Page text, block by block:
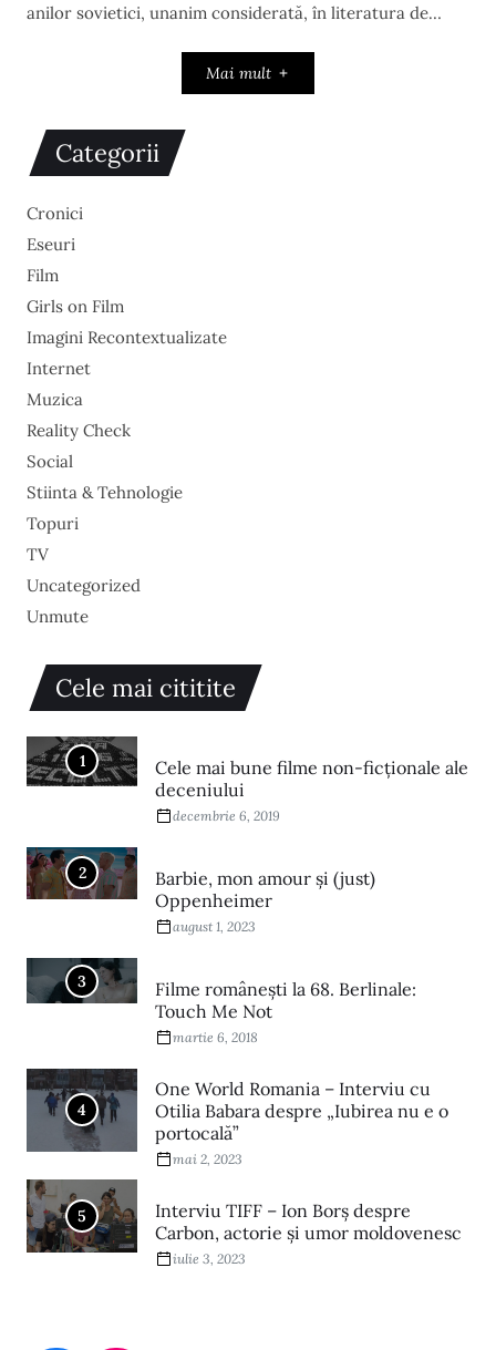
anilor sovietici, unanim considerată, în literatura de…
Mai mult
Categorii
Cronici
Eseuri
Film
Girls on Film
Imagini Recontextualizate
Internet
Muzica
Reality Check
Social
Stiinta & Tehnologie
Topuri
TV
Uncategorized
Unmute
Cele mai cititite
1
Cele mai bune filme non-ficționale ale
deceniului
decembrie 6, 2019
2
Barbie, mon amour și (just)
Oppenheimer
august 1, 2023
3
Filme româneşti la 68. Berlinale:
Touch Me Not
martie 6, 2018
4
One World Romania – Interviu cu
Otilia Babara despre „Iubirea nu e o
portocală”
mai 2, 2023
5
Interviu TIFF – Ion Borș despre
Carbon, actorie și umor moldovenesc
iulie 3, 2023